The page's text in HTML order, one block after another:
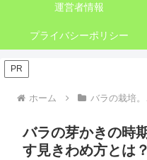
運営者情報
プライバシーポリシー
PR
ホーム バラの栽培
バラの芽かきの時
す見きわめ方とは？